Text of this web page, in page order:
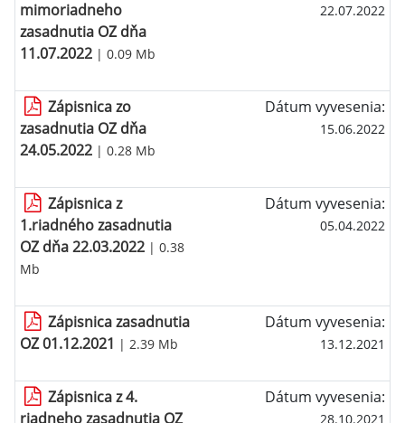
mimoriadneho
zasadnutia OZ dňa
11.07.2022 | 0.09 Mb
22.07.2022
Zápisnica zo
zasadnutia OZ dňa
24.05.2022 | 0.28 Mb
Dátum vyvesenia:
15.06.2022
Zápisnica z
1.riadného zasadnutia
OZ dňa 22.03.2022 | 0.38
Mb
Dátum vyvesenia:
05.04.2022
Zápisnica zasadnutia
OZ 01.12.2021 | 2.39 Mb
Dátum vyvesenia:
13.12.2021
Zápisnica z 4.
riadneho zasadnutia OZ
Dátum vyvesenia:
28.10.2021